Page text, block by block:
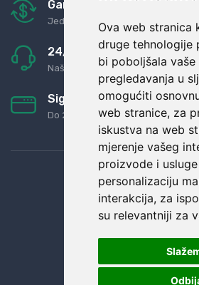
Ova web stranica
druge tehnologije
bi poboljšala vaše
pregledavanja u
omogućiti
web stranice, za
iskustva na web
mjerenje vašeg
proizvode i
personalizaciju
interakcija, za
su relevantniji za
Garancija u povrat novaca
Jednostavno pravilo: Roba za
24/7 odlična podrška
Naši agenti uvijek na raspolaganju
Sigurno obročno plaćanje
Do 24 rata bez kamata